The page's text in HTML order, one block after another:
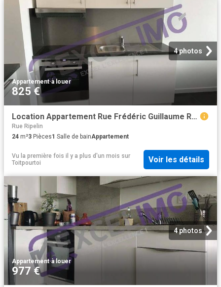
4 photos
Appartement·à louer
825 €
Location Appartement Rue Frédéric Guillaume Raiffeisen, Strasbourg
Rue Ripelin
24 m²3 Pièces1 Salle de bainAppartement
Vu la première fois il y a plus d'un mois sur
Toitpourtoi
Voir les détails
4 photos
Appartement·à louer
977 €